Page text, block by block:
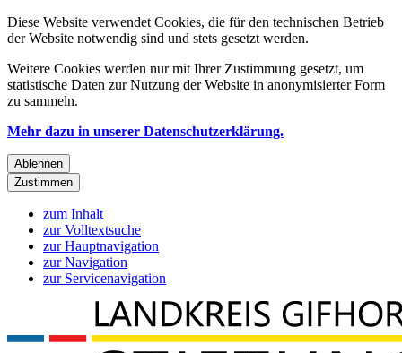
Diese Website verwendet Cookies, die für den technischen Betrieb
der Website notwendig sind und stets gesetzt werden.
Weitere Cookies werden nur mit Ihrer Zustimmung gesetzt, um
statistische Daten zur Nutzung der Website in anonymisierter Form
zu sammeln.
Mehr dazu in unserer Datenschutzerklärung.
Ablehnen
Zustimmen
zum Inhalt
zur Volltextsuche
zur Hauptnavigation
zur Navigation
zur Servicenavigation